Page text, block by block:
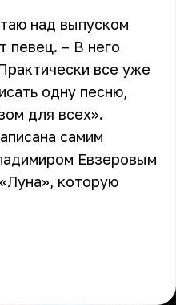
над выпуском
певец. – В него
все уже
одну песню,
для всех».
самим
Евзеровым
которую